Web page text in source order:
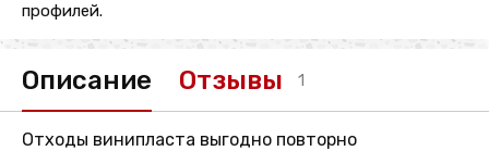
профилей.
Описание Отзывы 1
Отходы винипласта выгодно повторно